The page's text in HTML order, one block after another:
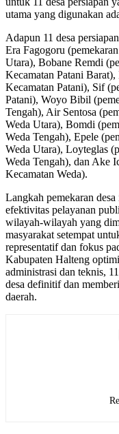
utama yang digunakan
Adapun 11 desa
Era Fagogoru
Utara), Bobane Remdi
Kecamatan Patani
Kecamatan Patani), Sif
Patani), Woyo Bibil
Tengah), Air Sentosa
Weda Utara), Bomdi
Weda Tengah), Epele
Weda Utara), Loyteglas
Weda Tengah), dan Ake
Kecamatan Weda).
Langkah pemekaran
efektivitas pelayanan
wilayah-wilayah yang
masyarakat setempat
representatif dan fokus
Kabupaten Halteng
administrasi dan teknis,
desa definitif dan
daerah.